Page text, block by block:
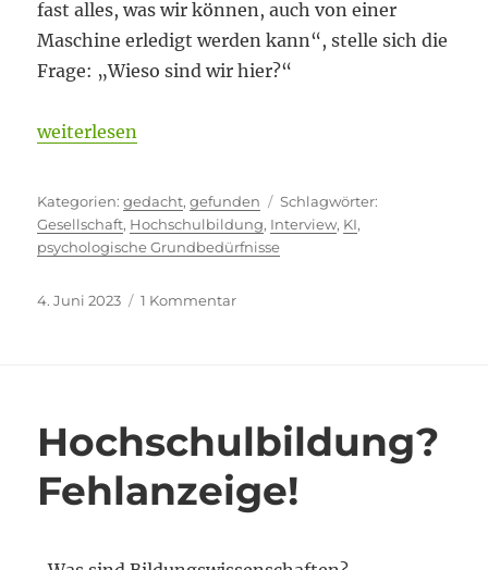
fast alles, was wir können, auch von einer
Maschine erledigt werden kann“, stelle sich die
Frage: „Wieso sind wir hier?“
„Wie viel Maschine verträgt der Mensch?“
weiterlesen
Kategorien
gedacht,gefunden
Gesellschaft, Hochschulbildung, Interview, KI,
psychologische Grundbedürfnisse
Veröffentlicht
4. Juni 2023 1 Kommentarzu
Mensch?
Hochschulbildung?
Fehlanzeige!